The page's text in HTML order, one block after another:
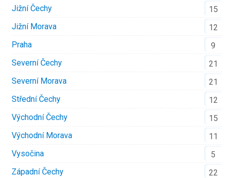
Jižní Čechy
15
Jižní Morava
12
Praha
9
Severní Čechy
21
Severní Morava
21
Střední Čechy
12
Východní Čechy
15
Východní Morava
11
Vysočina
5
Západní Čechy
22